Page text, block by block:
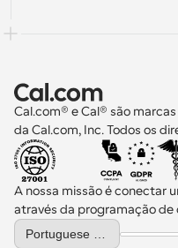
Cal.com® e Cal® são
da Cal.com, Inc. Todos os
A nossa missão é conectar
através da programação de
Select Language